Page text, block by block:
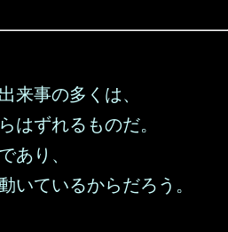
来事の多くは、
はずれるものだ。
あり、
いているからだろう。